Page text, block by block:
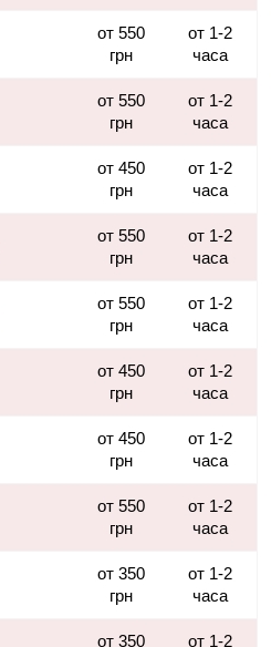
от 550
грн
от 1-2
часа
от 550
грн
от 1-2
часа
от 450
грн
от 1-2
часа
от 550
грн
от 1-2
часа
от 550
грн
от 1-2
часа
от 450
грн
от 1-2
часа
от 450
грн
от 1-2
часа
от 550
грн
от 1-2
часа
от 350
грн
от 1-2
часа
от 350
от 1-2